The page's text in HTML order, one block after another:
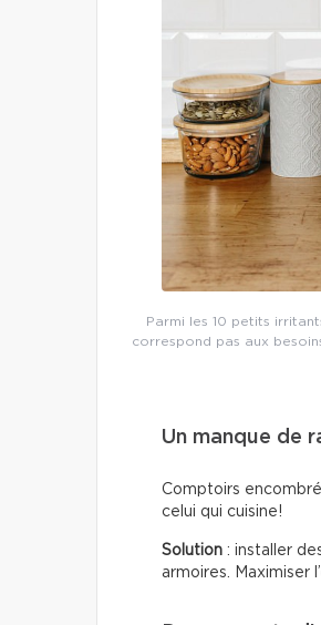
Parmi les 10 petits
correspond pas aux
Un manque de
Comptoirs
celui qui cuisine!
Solution : installer
armoires. Maximiser